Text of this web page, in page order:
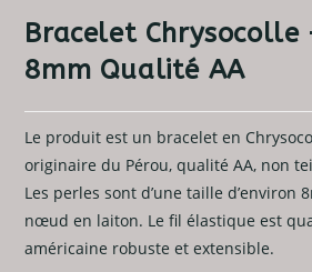
Bracelet Chrysocolle
8mm Qualité AA
Le produit est un bracelet en
originaire du Pérou, qualité AA, non
Les perles sont d’une taille d’environ
nœud en laiton. Le fil élastique est
américaine robuste et extensible.